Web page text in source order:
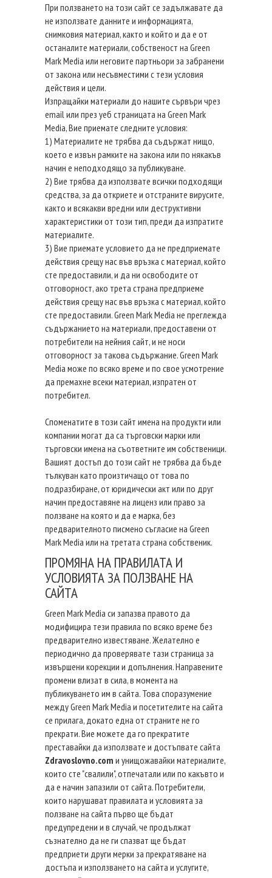
При ползването на този сайт се задължавате да
не използвате данните и информацията,
снимковия материал, както и който и да е от
останалите материали, собственост на Green
Mark Media или неговите партньори за забранени
от закона или несъвместими с тези условия
действия и цели.
Изпращайки материали до нашите сървъри чрез
email или през уеб страницата на Green Mark
Media, Вие приемате следните условия:
1) Материалите не трябва да съдържат нищо,
което е извън рамките на закона или по някакъв
начин е неподходящо за публикуване.
2) Вие трябва да използвате всички подходящи
средства, за да откриете и отстраните вирусите,
както и всякакви вредни или деструктивни
характеристики от този тип, преди да изпратите
материалите.
3) Вие приемате условието да не предприемате
действия срещу нас във връзка с материал, който
сте предоставили, и да ни освободите от
отговорност, ако трета страна предприеме
действия срещу нас във връзка с материал, който
сте предоставили. Green Mark Media не преглежда
съдържанието на материали, предоставени от
потребители на нейния сайт, и не носи
отговорност за такова съдържание. Green Mark
Media може по всяко време и по свое усмотрение
да премахне всеки материал, изпратен от
потребител.
Споменатите в този сайт имена на продукти или
компании могат да са търговски марки или
търговски имена на съответните им собственици.
Вашият достъп до този сайт не трябва да бъде
тълкуван като произтичащо от това по
подразбиране, от юридически акт или по друг
начин предоставяне на лиценз или право за
ползване на която и да е марка, без
предварителното писмено съгласие на Green
Mark Media или на третата страна собственик.
ПРОМЯНА НА ПРАВИЛАТА И
УСЛОВИЯТА ЗА ПОЛЗВАНЕ НА
САЙТА
Green Mark Media си запазва правото да
модифицира тези правила по всяко време без
предварително известяване. Желателно е
периодично да проверявате тази страница за
извършени корекции и допълнения. Направените
промени влизат в сила, в момента на
публикуването им в сайта. Това споразумение
между Green Mark Media и посетителите на сайта
се прилага, докато една от страните не го
прекрати. Вие можете да го прекратите
преставайки да използвате и достъпвате сайта
Zdravoslovno.com и унищожавайки материалите,
които сте "свалили", отпечатали или по какъвто и
да е начин запазили от сайта. Потребители,
които нарушават правилата и условията за
ползване на сайта първо ще бъдат
предупредени и в случай, че продължат
съзнателно да не ги спазват ще бъдат
предприети други мерки за прекратяване на
достъпа и използването на сайта и услугите,